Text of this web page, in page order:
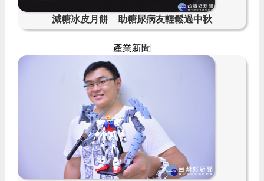
減糖冰皮月餅 助糖尿病友輕鬆過中秋
產業新聞